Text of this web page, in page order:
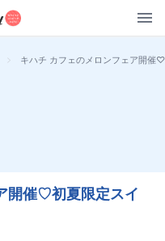
> キハチ カフェのメロンフェア開催
開催♡初夏限定スイ